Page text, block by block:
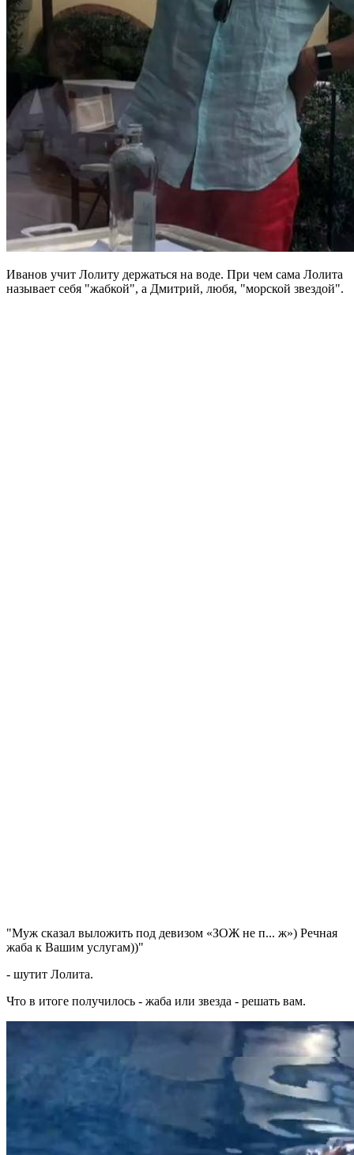
Иванов учит Лолиту держаться на воде. При чем сама Лолита
называет себя "жабкой", а Дмитрий, любя, "морской звездой".
"Муж сказал выложить под девизом «ЗОЖ не п... ж») Речная
жаба к Вашим услугам))"
- шутит Лолита.
Что в итоге получилось - жаба или звезда - решать вам.